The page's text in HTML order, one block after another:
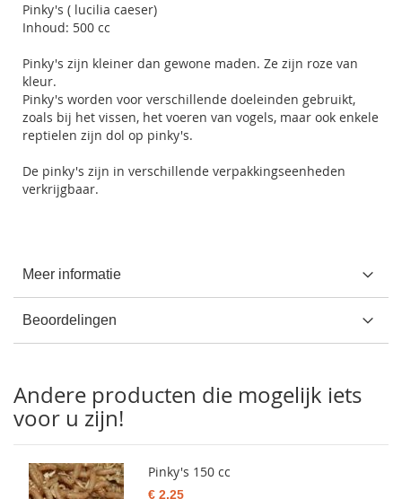
Pinky's ( lucilia caeser)
Inhoud: 500 cc
Pinky's zijn kleiner dan gewone maden. Ze zijn roze van
kleur.
Pinky's worden voor verschillende doeleinden gebruikt,
zoals bij het vissen, het voeren van vogels, maar ook enkele
reptielen zijn dol op pinky's.
De pinky's zijn in verschillende verpakkingseenheden
verkrijgbaar.
Meer informatie
Beoordelingen
Andere producten die mogelijk iets
voor u zijn!
Pinky's 150 cc
€ 2,25